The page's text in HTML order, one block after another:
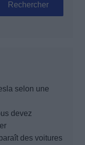
Rechercher
selon une
devez
des voitures